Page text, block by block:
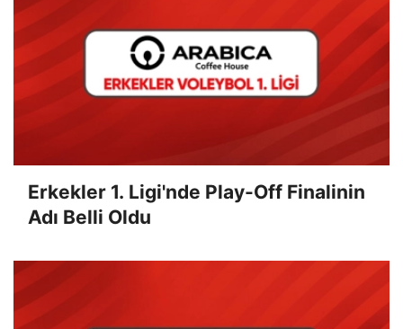
Erkekler 1. Ligi'nde Play-Off Finalinin
Adı Belli Oldu